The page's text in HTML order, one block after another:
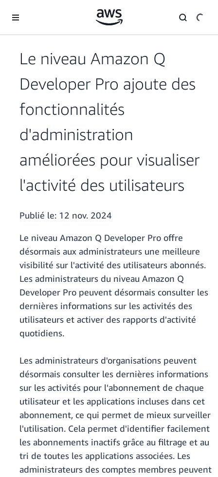
Le niveau Amazon Q
Developer Pro ajoute des
fonctionnalités
d'administration
améliorées pour visualiser
l'activité des utilisateurs
Publié le: 12 nov. 2024
Le niveau Amazon Q Developer Pro offre
désormais aux administrateurs une meilleure
visibilité sur l'activité des utilisateurs abonnés.
Les administrateurs du niveau Amazon Q
Developer Pro peuvent désormais consulter les
dernières informations sur les activités des
utilisateurs et activer des rapports d'activité
quotidiens.
Les administrateurs d'organisations peuvent
désormais consulter les dernières informations
sur les activités pour l'abonnement de chaque
utilisateur et les applications incluses dans cet
abonnement, ce qui permet de mieux surveiller
l'utilisation. Cela permet d'identifier facilement
les abonnements inactifs grâce au filtrage et au
tri de toutes les applications associées. Les
administrateurs des comptes membres peuvent